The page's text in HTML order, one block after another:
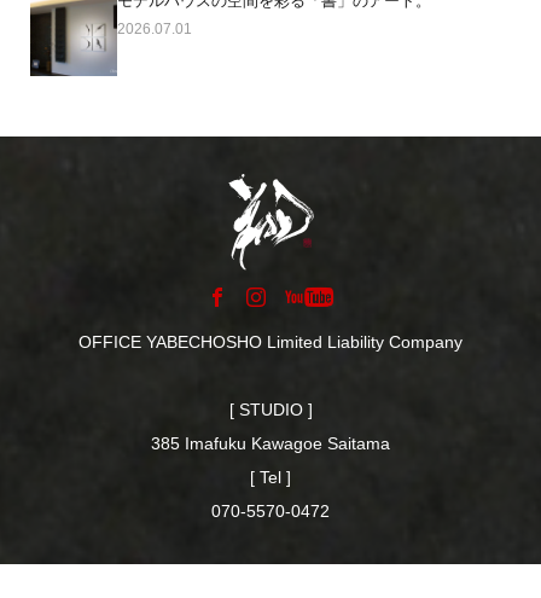
2026.07.01
OFFICE YABECHOSHO Limited Liability Company
[ STUDIO ]
385 Imafuku Kawagoe Saitama
[ Tel ]
070-5570-0472